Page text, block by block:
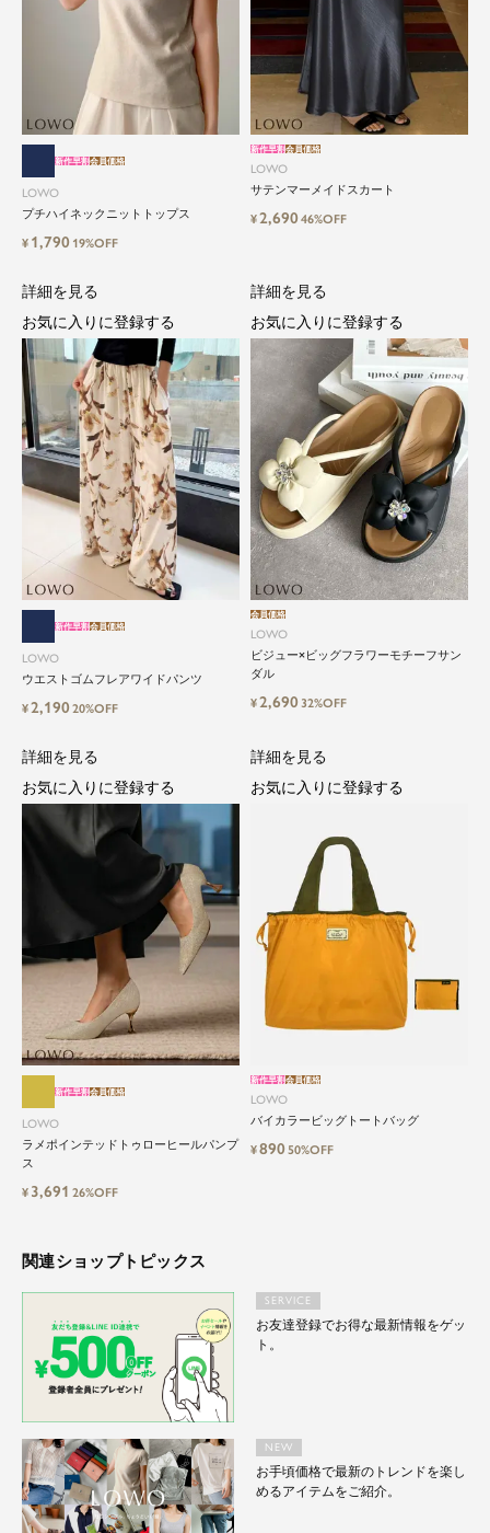
気軽に楽しめる低価格でトレンドを取
り入れたファッションブランド
LOWO（ロワ）は、アパレルはもちろん、インナ
ー、バッグやシューズ、小物まで、驚くほどリー
ズナブルにラインナップ。
毎日のコーデに、ちょっとした変化を。いつもの
自分に、ちょっとした彩りを。
LOWOは、頑張りすぎないおしゃれを応援しま
す。
LOWO
プチハイネックニットトップス
新作早割会員価格
¥ 1,790 19%OFF
LOWO
サテンマーメイドスカート
新作早割会員価格
¥2,69046%OFF
LOWO
ウエストゴムフレアワイドパンツ
新作早割会員価格
¥2,19020%OFF
詳細を見る
お気に入りに登録する
LOWO
ビジュー×ビッグフラワーモチーフサン
ダル
会員価格
¥2,69032%OFF
詳細を見る
お気に入りに登録する
LOWO
ラメポインテッドトゥローヒールパンプ
ス
新作早割会員価格
¥ 3,691 26%OFF
詳細を見る
お気に入りに登録する
LOWO
バイカラービッグトートバッグ
新作早割会員価格
¥89050%OFF
詳細を見る
お気に入りに登録する
関連ショップトピックス
SERVICE
お友達登録でお得な最新情報をゲッ
ト。
NEW
お手頃価格で最新のトレンドを楽し
めるアイテムをご紹介。